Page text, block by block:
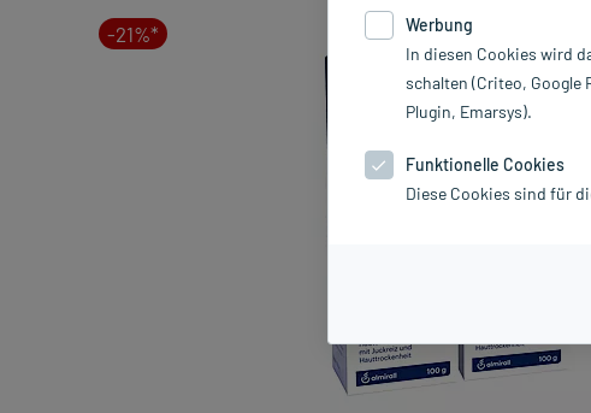
-21%*
Werbung
In diesen Cookies wird
schalten (Criteo, Google
Plugin, Emarsys).
Funktionelle Cookies
Diese Cookies sind für